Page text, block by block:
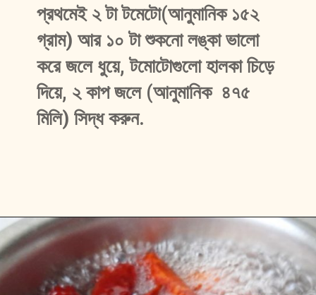
প্রথমেই ২ টা টমেটো(আনুমানিক ১৫২
গ্রাম) আর ১০ টা শুকনো লঙ্কা ভালো
করে জলে ধুয়ে, টমোটোগুলো হালকা চিড়ে
দিয়ে, ২ কাপ জলে (আনুমানিক  ৪৭৫
মিলি) সিদ্ধ করুন.